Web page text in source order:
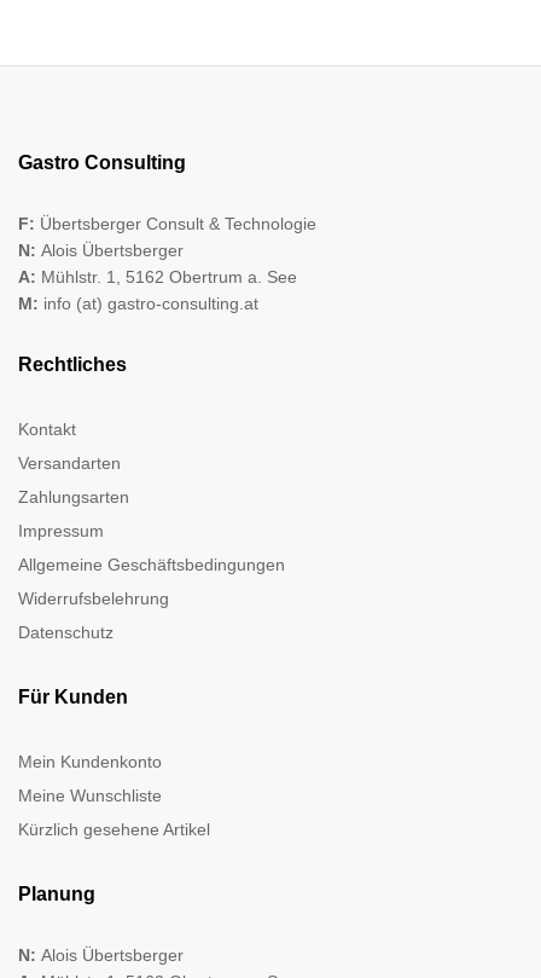
Gastro Consulting
F: Übertsberger Consult & Technologie
N: Alois Übertsberger
A: Mühlstr. 1, 5162 Obertrum a. See
M: info (at) gastro-consulting.at
Rechtliches
Kontakt
Versandarten
Zahlungsarten
Impressum
Allgemeine Geschäftsbedingungen
Widerrufsbelehrung
Datenschutz
Für Kunden
Mein Kundenkonto
Meine Wunschliste
Kürzlich gesehene Artikel
Planung
N: Alois Übertsberger